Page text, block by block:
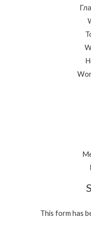
This form has